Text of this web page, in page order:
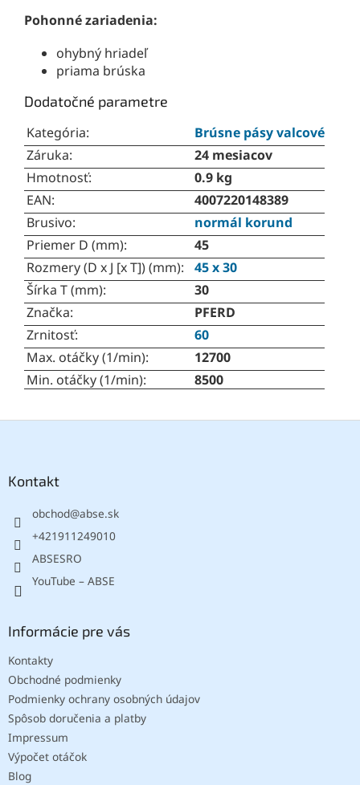
Pohonné zariadenia:
ohybný hriadeľ
priama brúska
Dodatočné parametre
Kategória:
Brúsne pásy valcové
Záruka:
24 mesiacov
Hmotnosť:
0.9 kg
EAN:
4007220148389
Brusivo:
normál korund
Priemer D (mm):
45
Rozmery (D x J [x T]) (mm):
45 x 30
Šírka T (mm):
30
Značka:
PFERD
Zrnitosť:
60
Max. otáčky (1/min):
12700
Min. otáčky (1/min): 8500
Kontakt
obchod@abse.sk
+421911249010
ABSESRO
YouTube – ABSE
Informácie pre vás
Kontakty
Obchodné podmienky
Podmienky ochrany osobných údajov
Spôsob doručenia a platby
Impressum
Výpočet otáčok
Blog